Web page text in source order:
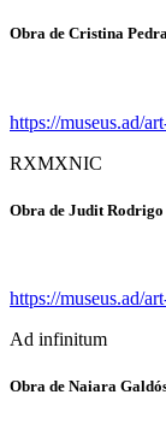
Obra de Cristina
https://museus.ad/
RXMXNIC
Obra de Judit Rodrigo
https://museus.ad/
Ad infinitum
Obra de Naiara